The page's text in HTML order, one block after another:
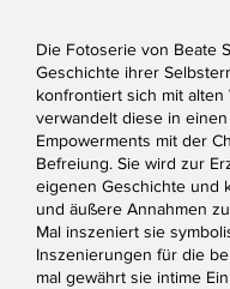
Die Fotoserie von Beate
Geschichte ihrer
konfrontiert sich mit alten
verwandelt diese in
Empowerments mit der
Befreiung. Sie wird zur
eigenen Geschichte und
und äußere Annahmen
Mal inszeniert sie
Inszenierungen für die
mal gewährt sie intime